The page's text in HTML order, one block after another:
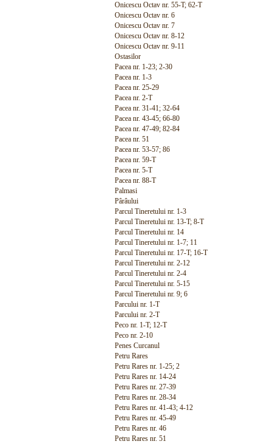
Onicescu Octav nr. 55-T; 62-T
Onicescu Octav nr. 6
Onicescu Octav nr. 7
Onicescu Octav nr. 8-12
Onicescu Octav nr. 9-11
Ostasilor
Pacea nr. 1-23; 2-30
Pacea nr. 1-3
Pacea nr. 25-29
Pacea nr. 2-T
Pacea nr. 31-41; 32-64
Pacea nr. 43-45; 66-80
Pacea nr. 47-49; 82-84
Pacea nr. 51
Pacea nr. 53-57; 86
Pacea nr. 59-T
Pacea nr. 5-T
Pacea nr. 88-T
Palmasi
Pârâului
Parcul Tineretului nr. 1-3
Parcul Tineretului nr. 13-T; 8-T
Parcul Tineretului nr. 14
Parcul Tineretului nr. 1-7; 11
Parcul Tineretului nr. 17-T; 16-T
Parcul Tineretului nr. 2-12
Parcul Tineretului nr. 2-4
Parcul Tineretului nr. 5-15
Parcul Tineretului nr. 9; 6
Parcului nr. 1-T
Parcului nr. 2-T
Peco nr. 1-T; 12-T
Peco nr. 2-10
Penes Curcanul
Petru Rares
Petru Rares nr. 1-25; 2
Petru Rares nr. 14-24
Petru Rares nr. 27-39
Petru Rares nr. 28-34
Petru Rares nr. 41-43; 4-12
Petru Rares nr. 45-49
Petru Rares nr. 46
Petru Rares nr. 51